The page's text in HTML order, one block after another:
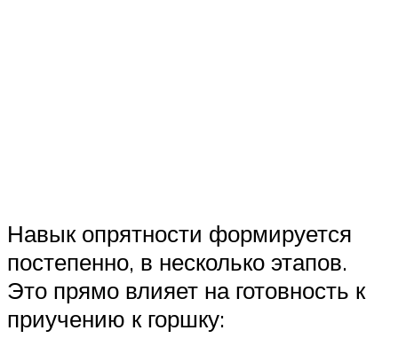
Навык опрятности формируется
постепенно, в несколько этапов.
Это прямо влияет на готовность к
приучению к горшку: